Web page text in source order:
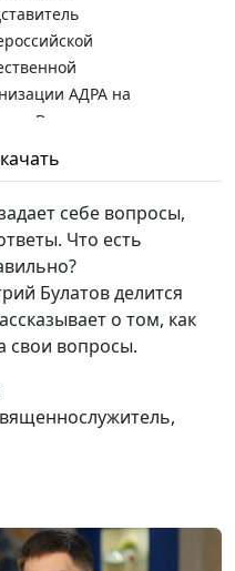
АДРА на
Востоке
Богатская, Роман
АДРА на
Востоке
Марютичев,
АДРА в
федеральном
себе вопросы,
Что есть
Булатов делится
о том, как
свои вопросы.